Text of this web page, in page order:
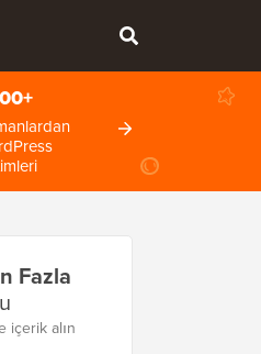
Fazla
içerik alın